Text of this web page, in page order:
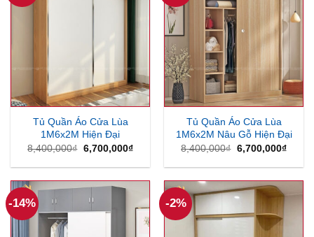
Tủ Quần Áo Cửa Lùa
1M6x2M Hiện Đại
8,400,000₫ Giá
là:
6,700,000₫Giá
tại
6,700,000₫.
Tủ Quần Áo Cửa Lùa
1M6x2M Nâu Gỗ Hiện Đại
8,400,000₫ Giá
là:
6,700,000₫Giá
tại
-14% -2%